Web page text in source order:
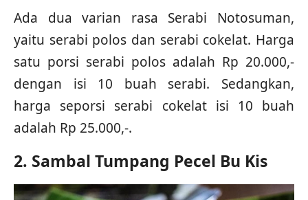
Ada dua varian rasa Serabi Notosuman,
yaitu serabi polos dan serabi cokelat. Harga
satu porsi serabi polos adalah Rp 20.000,-
dengan isi 10 buah serabi. Sedangkan,
harga seporsi serabi cokelat isi 10 buah
adalah Rp 25.000,-.
2. Sambal Tumpang Pecel Bu Kis